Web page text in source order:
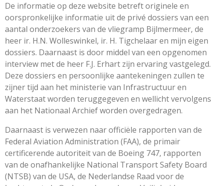
De informatie op deze website betreft originele en
oorspronkelijke informatie uit de privé dossiers van een
aantal onderzoekers van de vliegramp Bijlmermeer, de
heer ir. H.N. Wolleswinkel, ir. H. Tigchelaar en mijn eigen
dossiers. Daarnaast is door middel van een opgenomen
interview met de heer F.J. Erhart zijn ervaring vastgelegd.
Deze dossiers en persoonlijke aantekeningen zullen te
zijner tijd aan het ministerie van Infrastructuur en
Waterstaat worden teruggegeven en wellicht vervolgens
aan het Nationaal Archief worden overgedragen.
Daarnaast is verwezen naar officiële rapporten van de
Federal Aviation Administration (FAA), de primair
certificerende autoriteit van de Boeing 747, rapporten
van de onafhankelijke National Transport Safety Board
(NTSB) van de USA, de Nederlandse Raad voor de